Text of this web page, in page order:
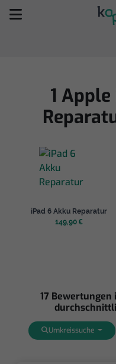
Selbst
Reparieren
Shop
1
iPad 6 Akku Reparatur
149,90 €
17
Umkreissuche